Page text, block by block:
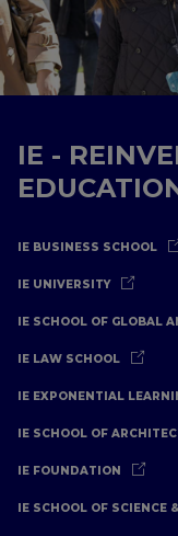
IE -
IE BUSINESS SCHOOL
IE UNIVERSITY
IE SCHOOL OF GLOBAL
IE LAW SCHOOL
IE EXPONENTIAL
IE SCHOOL OF
IE FOUNDATION
IE SCHOOL OF SCIENCE